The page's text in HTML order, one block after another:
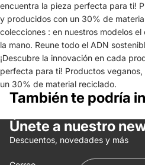
encuentra la pieza perfecta para ti!
y producidos con un 30% de
colecciones : en nuestros modelos
la mano. Reune todo el ADN
¡Descubre la innovación en cada
perfecta para ti! Productos
un 30% de material reciclado.
También te podría
Únete a nuestro
Descuentos, novedades y más
Política de reembolso